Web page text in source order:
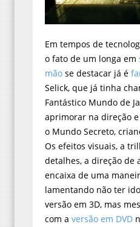
Em tempos de
o fato de um longa em
mão se destacar já é
Selick, que já tinha
Fantástico Mundo de
aprimorar na direção
o Mundo Secreto,
Os efeitos visuais, a
detalhes, a direção de
encaixa de uma
lamentando não ter
versão em 3D, mas
com a versão em DVD